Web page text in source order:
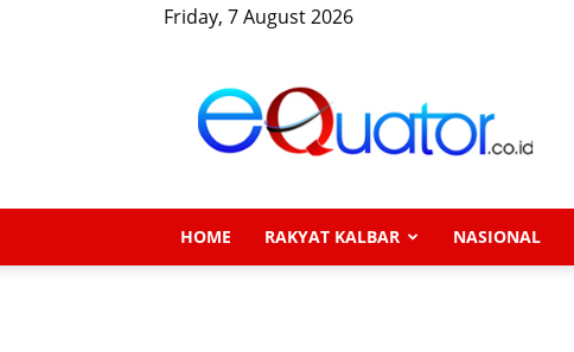
Friday, 7 August 2026
HOME RAKYAT KALBAR NASIONAL